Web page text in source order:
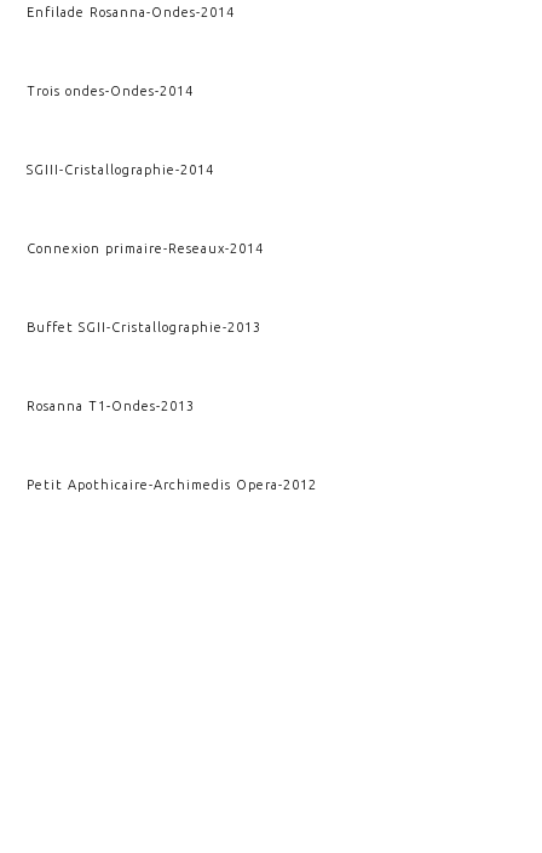
Enfilade Rosanna-Ondes-2014
Trois ondes-Ondes-2014
SGIII-Cristallographie-2014
Connexion primaire-Reseaux-2014
Buffet SGII-Cristallographie-2013
Rosanna T1-Ondes-2013
Petit Apothicaire-Archimedis Opera-2012